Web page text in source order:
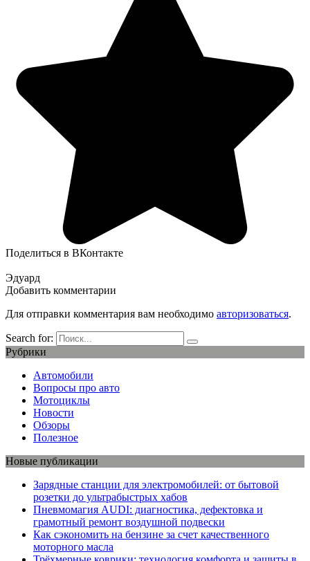
Поделиться в ВКонтакте
Эдуард
Добавить комментарии
Для отправки комментария вам необходимо авторизоваться.
Search for:
Рубрики
Автомобили
Вопросы про авто
Мотоциклы
Новости
Обзоры
Полезное
Новые публикации
Зарядные станции для электромобилей: от бытовой
розетки до ультрабыстрых хабов
Пневмомагия AUDI: диагностика, дефектовка и
грамотный ремонт воздушной подвески
Как сэкономить на бензине за счет качественного
моторного масла